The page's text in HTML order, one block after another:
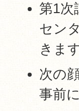
第1次
セン
きま
次の
事前